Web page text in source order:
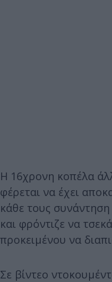
Η 16χρονη κοπέλα
φέρεται να έχει
κάθε τους συνάντηση
και φρόντιζε να
προκειμένου να
Σε βίντεο